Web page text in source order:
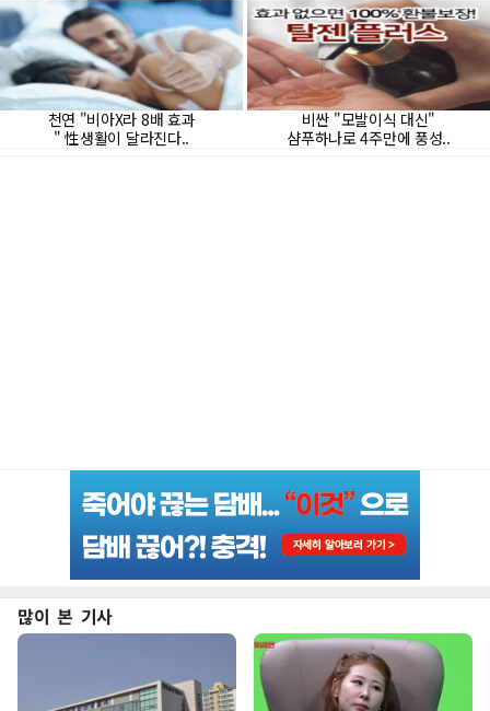
많이 본 기사